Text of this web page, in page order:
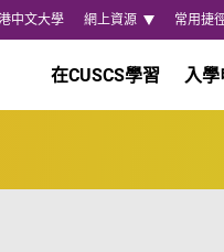
中文大學 網上資源 常用捷
在CUSCS學習 入